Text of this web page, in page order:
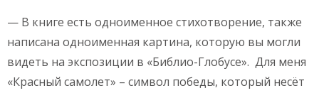
— В книге есть одноименное стихотворение, также
написана одноименная картина, которую вы могли
видеть на экспозиции в «Библио-Глобусе». Для меня
«Красный самолет» – символ победы, который несёт